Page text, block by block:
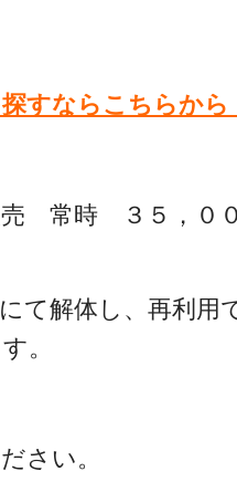
すならこちらから
売 常時 ３５，０
て解体し、再利用
。
さい。